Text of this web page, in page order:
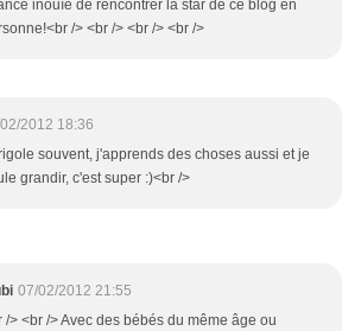
inouïe de rencontrer la star de ce blog en
/> <br /> <br /> <br />
2012 18:36
souvent, j'apprends des choses aussi et je
grandir, c'est super :)<br />
07/02/2012 21:55
/> <br /> Avec des bébés du même âge ou